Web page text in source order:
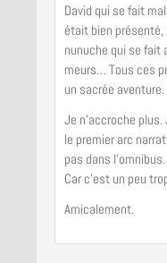
David qui se fait
était bien présenté,
nunuche qui se fait
meurs… Tous ces
un sacrée aventure.
Je n’accroche
le premier arc
pas dans l’omnibus.
Car c’est un peu
Amicalement.